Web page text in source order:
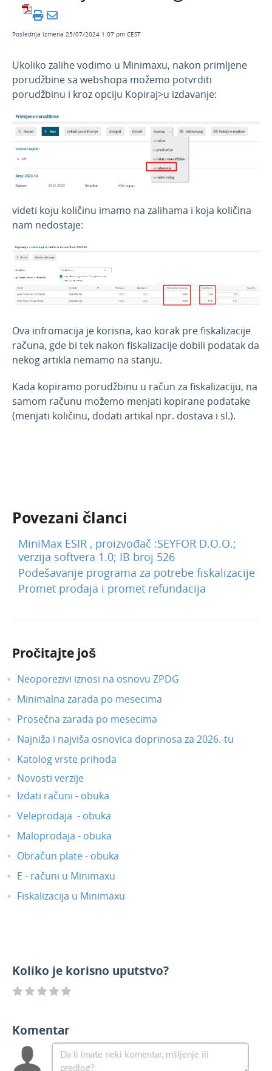
Primljene narudžbine
Izdate narudžbine
Mobilna aplikacija
Obračun kamate
Povezivanje sa POS
Povezivanje Webshop
Povezivanje sa woocommerce platformom
Podešavanje integracije (woocommerce)
Opis integracije na primljenu porudžbinu
Provera zaliha pre izdavanja fiskalnog računa
Račun refundacija
Kako uraditi ispravku u slučaju pogrešno
izdatog računa?
Fiskalizacija u Minimaxu - video
Povezivanje sa Cartizz
Poslednja izmena 25/07/2024 1:07 pm CEST
Ukoliko zalihe vodimo u Minimaxu, nakon primljene
porudžbine sa webshopa možemo potvrditi
porudžbinu i kroz opciju Kopiraj>u izdavanje:
videti koju količinu imamo na zalihama i koja količina
nam nedostaje:
Ova infromacija je korisna, kao korak pre fiskalizacije
računa, gde bi tek nakon fiskalizacije dobili podatak da
nekog artikla nemamo na stanju.
Kada kopiramo porudžbinu u račun za fiskalizaciju, na
samom računu možemo menjati kopirane podatake
(menjati količinu, dodati artikal npr. dostava i sl.).
Povezani članci
MiniMax ESIR , proizvođač :SEYFOR D.O.O.;
verzija softvera 1.0; IB broj 526
Podešavanje programa za potrebe fiskalizacije
Promet prodaja i promet refundacija
Pročitajte još
Neoporezivi iznosi na osnovu ZPDG
Minimalna zarada po mesecima
Prosečna zarada po mesecima
Najniža i najviša osnovica doprinosa za 2026.-tu
Katolog vrste prihoda
Novosti verzije
Izdati računi - obuka
Veleprodaja - obuka
Maloprodaja - obuka
Obračun plate - obuka
E - računi u Minimaxu
Fiskalizacija u Minimaxu
Koliko je korisno uputstvo?
Komentar